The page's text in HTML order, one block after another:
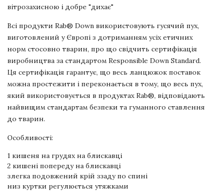
вітрозахисною і добре "дихає"
Всі продукти Rab® Down використовують гусячий пух,
виготовлений у Європі з дотриманням усіх етичних
норм стосовно тварин, про що свідчить сертифікація
виробництва за стандартом Responsible Down Standard.
Ця сертифікація гарантує, що весь ланцюжок поставок
можна простежити і переконається в тому, що весь пух,
який використовується в продуктах Rab®, відповідають
найвищим стандартам безпеки та гуманного ставлення
до тварин.
Особливості:
1 кишеня на грудях на блискавці
2 кишені попереду на блискавці
злегка подовжений крій ззаду по спині
низ куртки регулюється утяжками